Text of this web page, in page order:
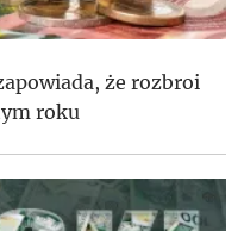
że rozbroi
roku